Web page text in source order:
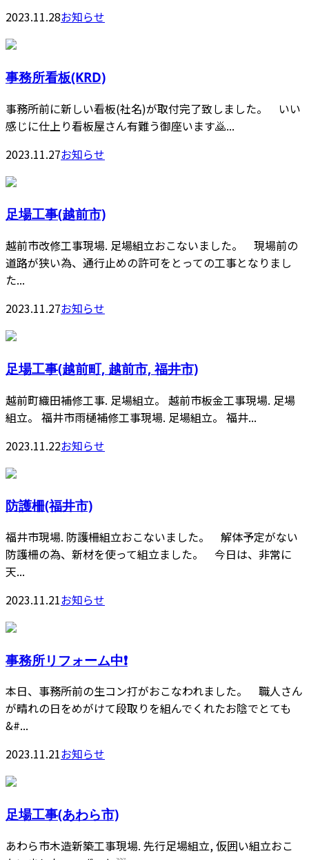
2023.11.28お知らせ
事務所看板(KRD)
事務所前に新しい看板(社名)が取付完了致しました。 いい
感じに仕上り看板屋さん有難う御座います🙇...
2023.11.27お知らせ
足場工事(越前市)
越前市改修工事現場. 足場組立おこないました。 現場前の
道路が狭い為、通行止めの許可をとっての工事となりまし
た...
2023.11.27お知らせ
足場工事(越前町, 越前市, 福井市)
越前町織田補修工事. 足場組立。 越前市板金工事現場. 足場
組立。 福井市雨樋補修工事現場. 足場組立。 福井...
2023.11.22お知らせ
防護柵(福井市)
福井市現場. 防護柵組立おこないました。 解体予定がない
防護柵の為、新材を使って組立ました。 今日は、非常に
天...
2023.11.21お知らせ
事務所リフォーム中❗️
本日、事務所前の生コン打がおこなわれました。 職人さん
が晴れの日をめがけて段取りを組んでくれたお陰でとても
&#...
2023.11.21お知らせ
足場工事(あわら市)
あわら市木造新築工事現場. 先行足場組立, 仮囲い組立おこ